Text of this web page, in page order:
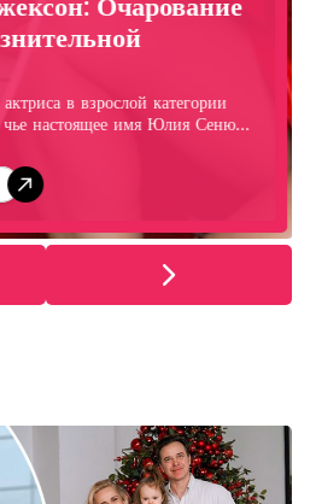
в взрослой категории
настоящее имя Юлия Сенюк,
во время ее зимнего отпуска в
31-летняя